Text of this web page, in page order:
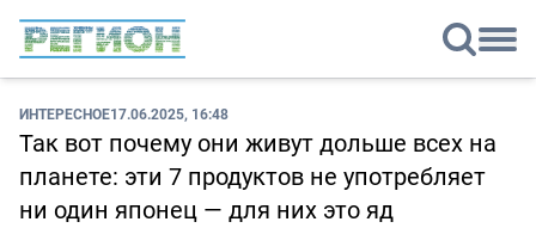
ИНТЕРЕСНОЕ17.06.2025, 16:48
Так вот почему они живут дольше всех на
планете: эти 7 продуктов не употребляет
ни один японец — для них это яд